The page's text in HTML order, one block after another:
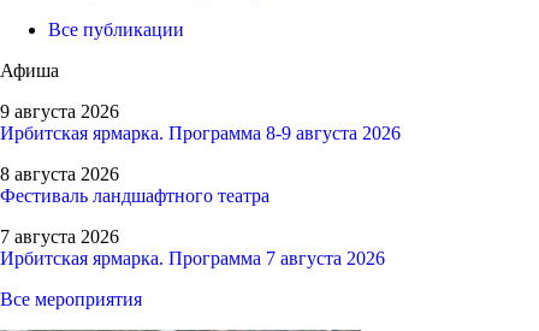
Все публикации
Афиша
9 августа 2026
Ирбитская ярмарка. Программа 8-9 августа 2026
8 августа 2026
Фестиваль ландшафтного театра
7 августа 2026
Ирбитская ярмарка. Программа 7 августа 2026
Все мероприятия